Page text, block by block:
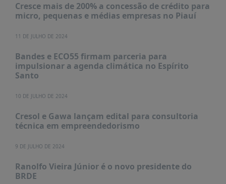
DE
JORNALISMO
SABER
CONTATO
Cresce mais de 200% a concessão de crédito para
micro, pequenas e médias empresas no Piauí
11 DE JULHO DE 2024
Bandes e ECO55 firmam parceria para
impulsionar a agenda climática no Espírito
Santo
10 DE JULHO DE 2024
Cresol e Gawa lançam edital para consultoria
técnica em empreendedorismo
9 DE JULHO DE 2024
Ranolfo Vieira Júnior é o novo presidente do
BRDE